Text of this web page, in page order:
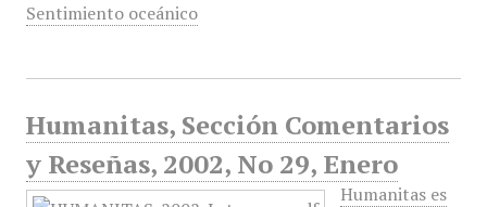
Sentimiento oceánico
Humanitas, Sección Comentarios
y Reseñas, 2002, No 29, Enero
Humanitas es